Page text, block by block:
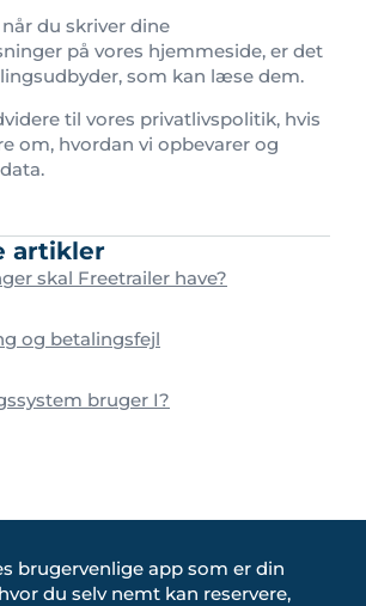
du skriver dine
på vores hjemmeside, er det
som kan læse dem.
til vores privatlivspolitik, hvis
om, hvordan vi opbevarer og
artikler
skal Freetrailer have?
og betalingsfejl
bruger I?
brugervenlige app som er din
du selv nemt kan reservere,